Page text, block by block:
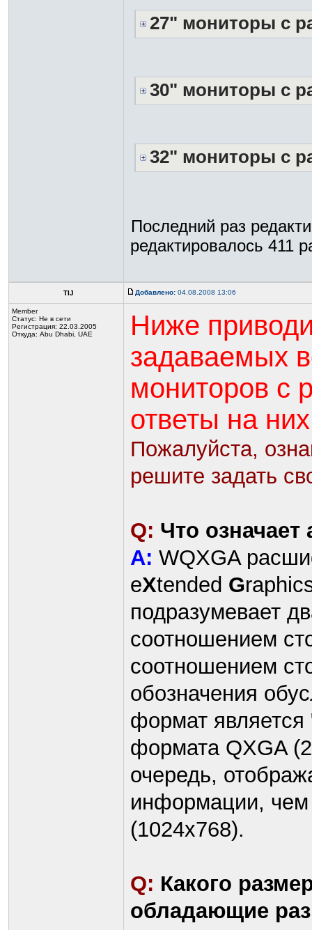
27" мониторы с
30" мониторы с
32" мониторы с
Последний раз
редактировалось 411
TIJ Добавлено: 04.08.2008 13:06
Member
Статус: Не в сети
Регистрация: 22.03.2005
Откуда: Abu Dhabi, UAE
Ниже
задаваемых
мониторов с
ответы на
Пожалуйста,
решите задать
Q: Что означает
A: WQXGA
eXtended G
подразумевает
соотношением
соотношением
обозначения
формат
формата QXGA
очередь,
информации,
(1024х768).
Q: Какого
обладающие